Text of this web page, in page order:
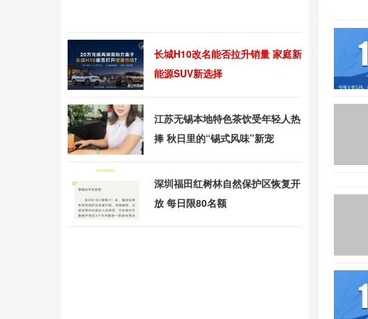
长城H10改名能否拉升销量 家庭新
能源SUV新选择
江苏无锡本地特色茶饮受年轻人热
捧 秋日里的“锡式风味”新宠
深圳福田红树林自然保护区恢复开
放 每日限80名额